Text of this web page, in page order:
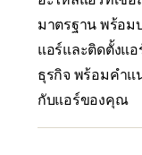
มาตรฐาน พร้อม
แอร์และติดตั้งแ
ธุรกิจ พร้อมคำแ
กับแอร์ของคุณ